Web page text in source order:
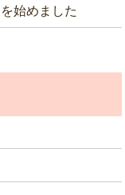
始めました